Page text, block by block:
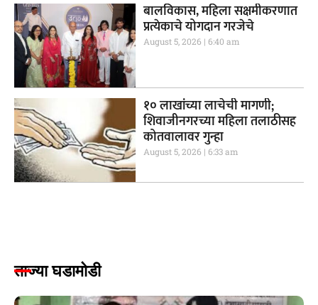
बालविकास, महिला सक्षमीकरणात
प्रत्येकाचे योगदान गरजेचे
August 5, 2026 6:40 am
१० लाखांच्या लाचेची मागणी;
शिवाजीनगरच्या महिला तलाठीसह
कोतवालावर गुन्हा
August 5, 2026 6:33 am
ताज्या घडामोडी